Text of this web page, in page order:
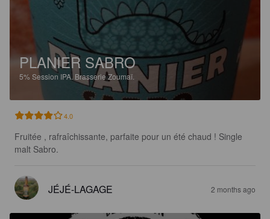
PLANIER SABRO
5% Session IPA. Brasserie Zoumaï.
4.0
Fruitée , rafraîchissante, parfaite pour un été chaud ! Single
malt Sabro.
JÉJÉ-LAGAGE 2 months ago